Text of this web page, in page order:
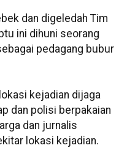
dan digeledah Tim
ini dihuni seorang
pedagang bubur
kejadian dijaga
dan polisi berpakaian
dan jurnalis
lokasi kejadian.